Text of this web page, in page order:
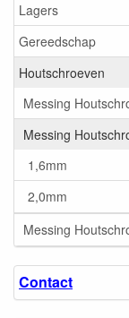
Lagers
Gereedschap
Houtschroeven
Messing
Messing
1,6mm
2,0mm
Messing
Contact